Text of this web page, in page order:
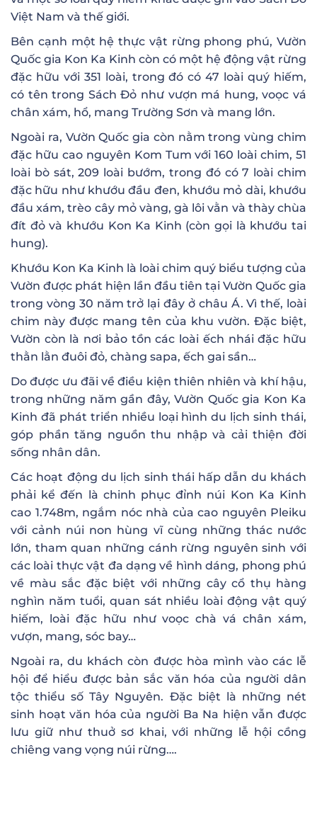
Việt Nam và thế giới.
Bên cạnh một hệ thực vật rừng phong phú, Vườn
Quốc gia Kon Ka Kinh còn có một hệ động vật rừng
đặc hữu với 351 loài, trong đó có 47 loài quý hiếm,
có tên trong Sách Đỏ như vượn má hung, voọc vá
chân xám, hổ, mang Trường Sơn và mang lớn.
Ngoài ra, Vườn Quốc gia còn nằm trong vùng chim
đặc hữu cao nguyên Kom Tum với 160 loài chim, 51
loài bò sát, 209 loài bướm, trong đó có 7 loài chim
đặc hữu như khướu đầu đen, khướu mỏ dài, khướu
đầu xám, trèo cây mỏ vàng, gà lôi vằn và thày chùa
đít đỏ và khướu Kon Ka Kinh (còn gọi là khướu tai
hung).
Khướu Kon Ka Kinh là loài chim quý biểu tượng của
Vườn được phát hiện lần đầu tiên tại Vườn Quốc gia
trong vòng 30 năm trở lại đây ở châu Á. Vì thế, loài
chim này được mang tên của khu vườn. Đặc biệt,
Vườn còn là nơi bảo tồn các loài ếch nhái đặc hữu
thằn lằn đuôi đỏ, chàng sapa, ếch gai sần…
Do được ưu đãi về điều kiện thiên nhiên và khí hậu,
trong những năm gần đây, Vườn Quốc gia Kon Ka
Kinh đã phát triển nhiều loại hình du lịch sinh thái,
góp phần tăng nguồn thu nhập và cải thiện đời
sống nhân dân.
Các hoạt động du lịch sinh thái hấp dẫn du khách
phải kể đến là chinh phục đỉnh núi Kon Ka Kinh
cao 1.748m, ngắm nóc nhà của cao nguyên Pleiku
với cảnh núi non hùng vĩ cùng những thác nước
lớn, tham quan những cánh rừng nguyên sinh với
các loài thực vật đa dạng về hình dáng, phong phú
về màu sắc đặc biệt với những cây cổ thụ hàng
nghìn năm tuổi, quan sát nhiều loài động vật quý
hiếm, loài đặc hữu như voọc chà vá chân xám,
vượn, mang, sóc bay…
Ngoài ra, du khách còn được hòa mình vào các lễ
hội để hiểu được bản sắc văn hóa của người dân
tộc thiểu số Tây Nguyên. Đặc biệt là những nét
sinh hoạt văn hóa của người Ba Na hiện vẫn được
lưu giữ như thuở sơ khai, với những lễ hội cồng
chiêng vang vọng núi rừng….